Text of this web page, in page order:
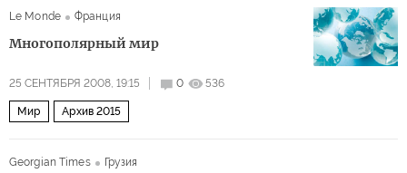
Le Monde Франция
Многополярный мир
25 СЕНТЯБРЯ 2008, 19:15 0 536
Мир Архив 2015
Georgian Times Грузия